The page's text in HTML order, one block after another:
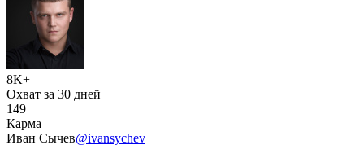
8K+
Охват за 30 дней
149
Карма
Иван Сычев@ivansychev